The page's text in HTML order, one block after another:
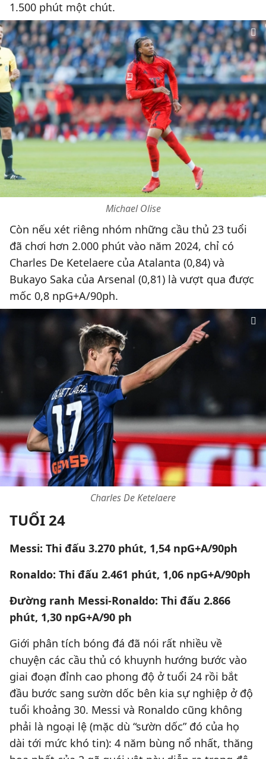
1.500 phút một chút.
Michael Olise
Còn nếu xét riêng nhóm những cầu thủ 23 tuổi
đã chơi hơn 2.000 phút vào năm 2024, chỉ có
Charles De Ketelaere của Atalanta (0,84) và
Bukayo Saka của Arsenal (0,81) là vượt qua được
mốc 0,8 npG+A/90ph.
Charles De Ketelaere
TUỔI 24
Messi: Thi đấu 3.270 phút, 1,54 npG+A/90ph
Ronaldo: Thi đấu 2.461 phút, 1,06 npG+A/90ph
Đường ranh Messi-Ronaldo: Thi đấu 2.866
phút, 1,30 npG+A/90 ph
Giới phân tích bóng đá đã nói rất nhiều về
chuyện các cầu thủ có khuynh hướng bước vào
giai đoạn đỉnh cao phong độ ở tuổi 24 rồi bắt
đầu bước sang sườn dốc bên kia sự nghiệp ở độ
tuổi khoảng 30. Messi và Ronaldo cũng không
phải là ngoại lệ (mặc dù “sườn dốc” đó của họ
dài tới mức khó tin): 4 năm bùng nổ nhất, thăng